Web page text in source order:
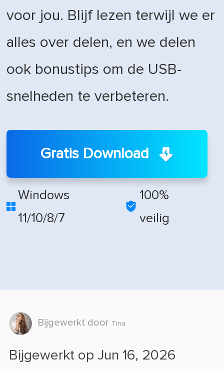
voor jou. Blijf lezen terwijl we er
alles over delen, en we delen
ook bonustips om de USB-
snelheden te verbeteren.
Gratis Download

Windows
11/10/8/7

100%
veilig
Bijgewerkt door Tina
Bijgewerkt op Jun 16, 2026